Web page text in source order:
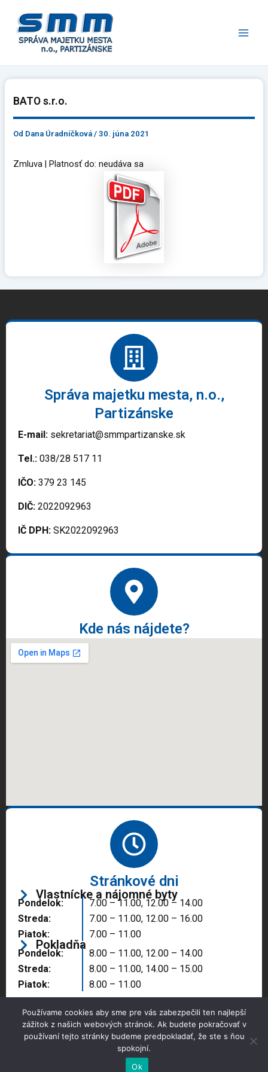
obsah
BATO s.r.o.
Od Dana Úradníčková/30. júna 2021
Zmluva | Platnosť do: neudáva sa
Správa majetku mesta, n.o.,
Partizánske
E-mail: sekretariat@smmpartizanske.sk
Tel.: 038/28 517 11
IČO: 379 23 145
DIČ: 2022092963
IČ DPH: SK2022092963
Kde nás nájdete?
Stránkové dni
Vlastnícke a nájomné byty
Pondelok:
Streda:
Piatok:
7.00 – 11.00, 12.00 – 14.00
7.00 – 11.00, 12.00 – 16.00
7.00 – 11.00
Pokladňa
Pondelok:
Streda:
Piatok:
8.00 – 11.00, 12.00 – 14.00
8.00 – 11.00, 14.00 – 15.00
8.00 – 11.00
Copyright © 2025 Správa majetku mesta, n.o.,
Partizánske
Používame cookies aby sme pre vás zabezpečili ten najlepší
zážitok z našich webových stránok. Ak budete pokračovať v
používaní tejto stránky budeme predpokladať, že ste s ňou
spokojní.
Ok